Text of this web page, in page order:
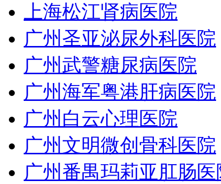
上海松江肾病医院
广州圣亚泌尿外科医院
广州武警糖尿病医院
广州海军粤港肝病医院
广州白云心理医院
广州文明微创骨科医院
广州番禺玛莉亚肛肠医